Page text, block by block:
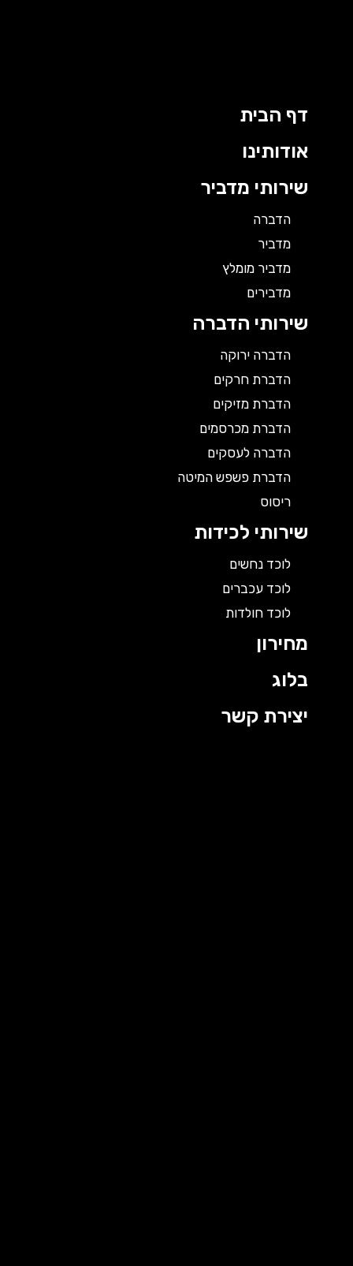
דף הבית
אודותינו
שירותי מדביר
הדברה
מדביר
מדביר מומלץ
מדבירים
שירותי הדברה
הדברה ירוקה
הדברת חרקים
הדברת מזיקים
הדברת מכרסמים
הדברה לעסקים
הדברת פשפש המיטה
ריסוס
שירותי לכידות
לוכד נחשים
לוכד עכברים
לוכד חולדות
מחירון
בלוג
יצירת קשר